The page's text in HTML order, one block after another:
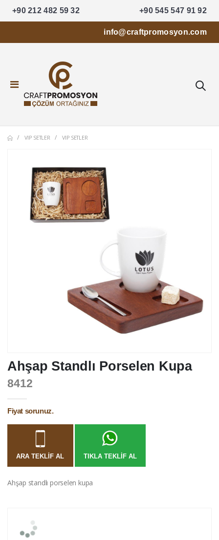
+90 212 482 59 32 +90 545 547 91 92
info@craftpromosyon.com
VIP SETLER VIP SETLER
Ahşap Standlı Porselen Kupa
8412
Fiyat sorunuz.
ARA TEKLIF AL TIKLA TEKLIF AL
Ahşap standlı porselen kupa